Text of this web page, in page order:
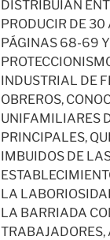
DISTRIBUÍAN
PRODUCIR DE
PÁGINAS 68-69 Y
INDUSTRIAL DE
OBREROS,
UNIFAMILIARES
PRINCIPALES,
IMBUIDOS DE
LA
LA BARRIADA
TRABAJADORES,